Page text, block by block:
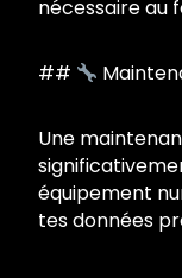
nécessaire au
##
Une
équipement
tes données